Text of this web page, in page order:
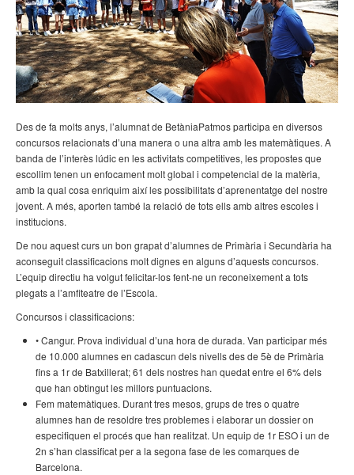
Des de fa molts anys, l’alumnat de BetàniaPatmos participa en diversos
concursos relacionats d’una manera o una altra amb les matemàtiques. A
banda de l’interès lúdic en les activitats competitives, les propostes que
escollim tenen un enfocament molt global i competencial de la matèria,
amb la qual cosa enriquim així les possibilitats d’aprenentatge del nostre
jovent. A més, aporten també la relació de tots ells amb altres escoles i
institucions.
De nou aquest curs un bon grapat d’alumnes de Primària i Secundària ha
aconseguit classificacions molt dignes en alguns d’aquests concursos.
L’equip directiu ha volgut felicitar-los fent-ne un reconeixement a tots
plegats a l’amfiteatre de l’Escola.
Concursos i classificacions:
• Cangur. Prova individual d’una hora de durada. Van participar més
de 10.000 alumnes en cadascun dels nivells des de 5è de Primària
fins a 1r de Batxillerat; 61 dels nostres han quedat entre el 6% dels
que han obtingut les millors puntuacions.
Fem matemàtiques. Durant tres mesos, grups de tres o quatre
alumnes han de resoldre tres problemes i elaborar un dossier on
especifiquen el procés que han realitzat. Un equip de 1r ESO i un de
2n s’han classificat per a la segona fase de les comarques de
Barcelona.